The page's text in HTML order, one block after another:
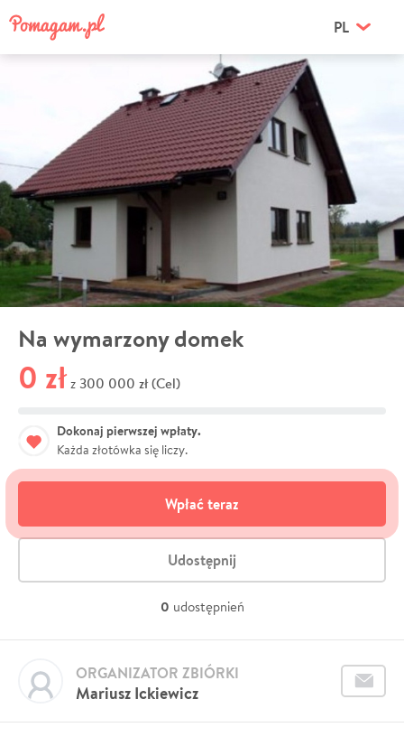
PL
Na wymarzony domek
0 zł z 300 000 zł (Cel)
Dokonaj pierwszej wpłaty.
Każda złotówka się liczy.
Wpłać teraz
Udostępnij
0 udostępnień
Mariusz Ickiewicz
ORGANIZATOR ZBIÓRKI